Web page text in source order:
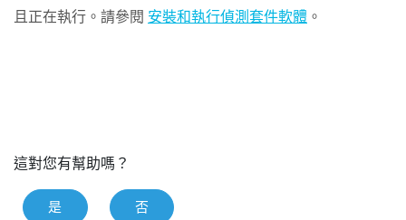
且正在執行。請參閱 安裝和執行偵測套件軟體 。
這對您有幫助嗎？
是 否